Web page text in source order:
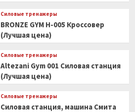
Силовые тренажеры
BRONZE GYM H-005 Кроссовер
(Лучшая цена)
Силовые тренажеры
Altezani Gym 001 Силовая станция
(Лучшая цена)
Силовые тренажеры
Силовая станция, машина Смита